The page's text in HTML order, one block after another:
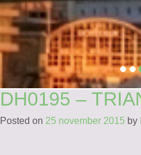
DH0195 –
Posted on 25 november 2015 by